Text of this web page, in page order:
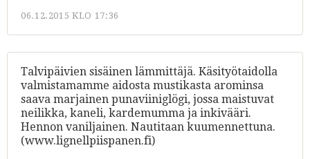
06.12.2015 KLO 17:36
Talvipäivien sisäinen lämmittäjä. Käsityötaidolla
valmistamamme aidosta mustikasta arominsa
saava marjainen punaviiniglögi, jossa maistuvat
neilikka, kaneli, kardemumma ja inkivääri.
Hennon vaniljainen. Nautitaan kuumennettuna.
(www.lignellpiispanen.fi)